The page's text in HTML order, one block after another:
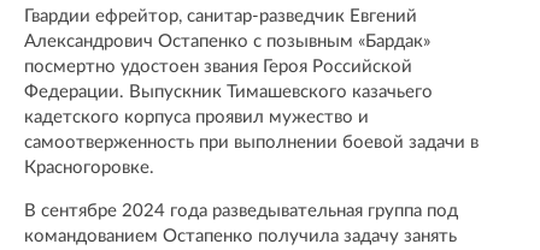
Гвардии ефрейтор, санитар-разведчик Евгений
Александрович Остапенко с позывным «Бардак»
посмертно удостоен звания Героя Российской
Федерации. Выпускник Тимашевского казачьего
кадетского корпуса проявил мужество и
самоотверженность при выполнении боевой задачи в
Красногоровке.
В сентябре 2024 года разведывательная группа под
командованием Остапенко получила задачу занять